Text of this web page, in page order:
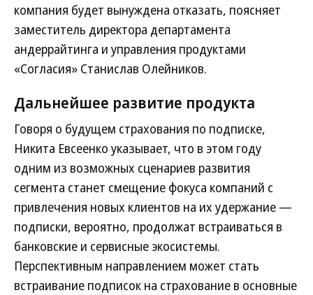
компания будет вынуждена отказать, поясняет
заместитель директора департамента
андеррайтинга и управления продуктами
«Согласия» Станислав Олейников.
Дальнейшее развитие продукта
Говоря о будущем страхования по подписке,
Никита Евсеенко указывает, что в этом году
одним из возможных сценариев развития
сегмента станет смещение фокуса компаний с
привлечения новых клиентов на их удержание —
подписки, вероятно, продолжат встраиваться в
банковские и сервисные экосистемы.
Перспективным направлением может стать
встраивание подписок на страхование в основные